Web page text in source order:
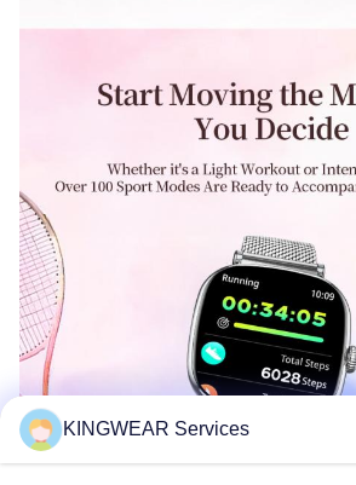
KINGWEAR Services